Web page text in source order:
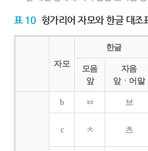
표 10 헝가리어 자모와 한글 대조
자모
한글
모음
앞
자음
앞ㆍ어말
b ㅂ 브
c ㅊ 츠